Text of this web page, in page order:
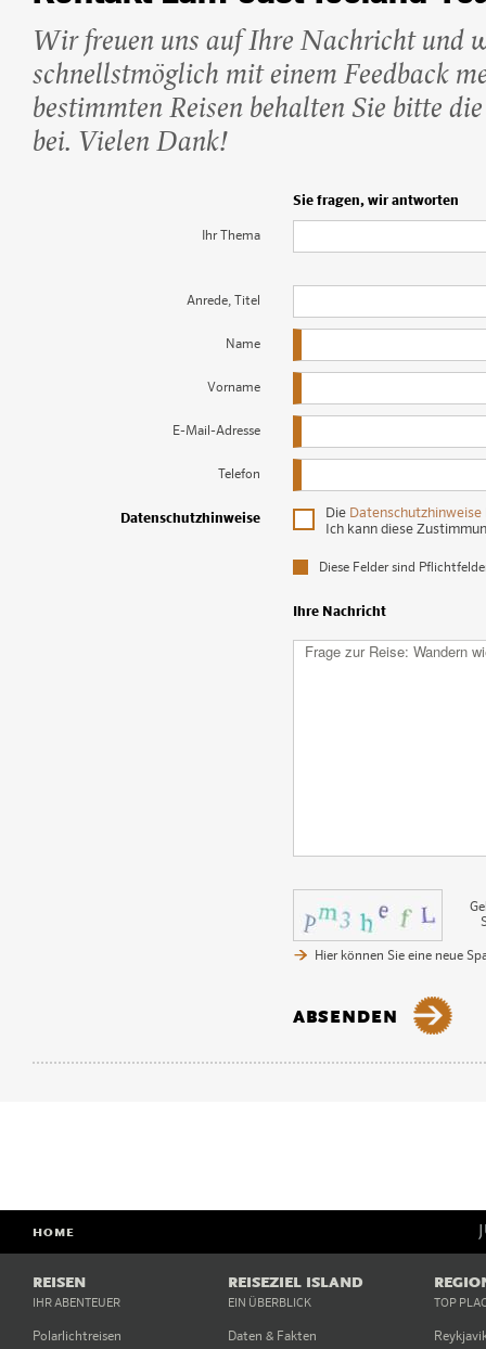
Camping auf Island
Island Urlaub
Wir freuen uns auf Ihre Nachricht und
schnellstmöglich mit einem Feedback
bestimmten Reisen behalten Sie bitte
bei. Vielen Dank!
Sie fragen, wir antworten
Ihr Thema
Anrede, Titel
Name
Vorname
E-Mail-Adresse
Telefon
Datenschutzhinweise 1Die Datenschutzhinweise
Ich kann diese
Diese Felder sind
Ihre Nachricht
Hier können Sie eine neue
HOME
REISEN
IHR ABENTEUER
Polarlichtreisen
REISEZIEL ISLAND
EIN ÜBERBLICK
Daten & Fakten
TOP